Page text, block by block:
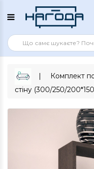
Комплект
стіну (300/250/